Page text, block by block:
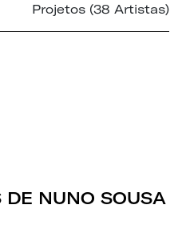
Projetos (38 Artistas)
DE NUNO SOUSA